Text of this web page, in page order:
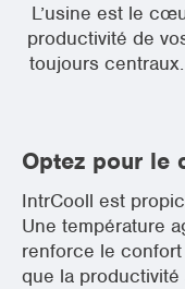
L’usine est le
productivité de
toujours
Optez pour le
IntrCooll est
Une température
renforce le
que la productivité